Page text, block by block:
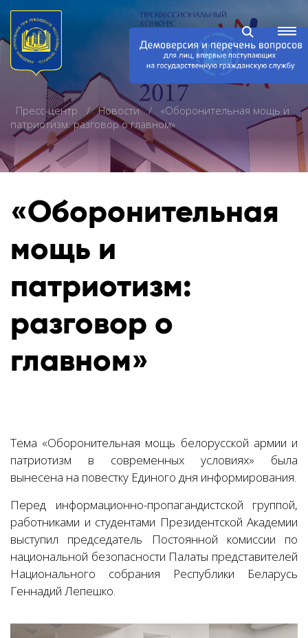
Пресс-центр Новости
«Оборонительная мощь и
патриотизм: разговор о главном»
«Оборонительная
мощь и
патриотизм:
разговор о
главном»
Тема «Оборонительная мощь белорусской армии и
патриотизм в современных условиях» была
вынесена на повестку Единого дня информирования.
Перед информационно-пропагандистской группой,
работниками и студентами Президентской Академии
выступил председатель Постоянной комиссии по
национальной безопасности Палаты представителей
Национального собрания Республики Беларусь
Геннадий Лепешко.